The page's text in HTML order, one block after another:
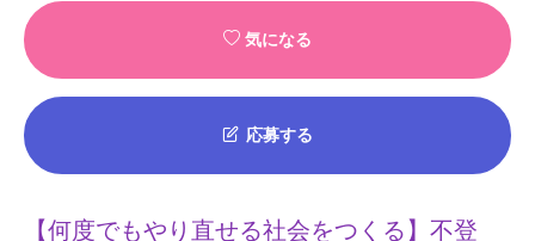
気になる
応募する
【何度でもやり直せる社会をつくる】不登